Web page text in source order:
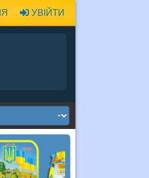
УВІЙТИ